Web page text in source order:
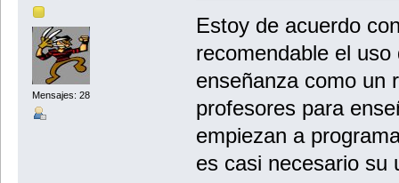
Mensajes: 28
Estoy de acuerdo
recomendable el
enseñanza como un
profesores para
empiezan a
es casi necesario su